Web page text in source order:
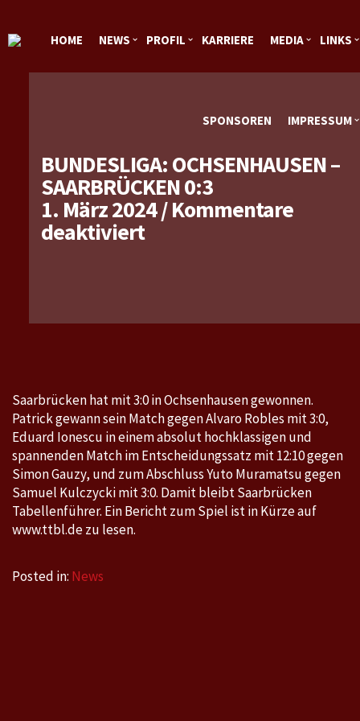
HOME NEWS PROFIL KARRIERE MEDIA LINKS
SPONSOREN IMPRESSUM
BUNDESLIGA: OCHSENHAUSEN –
SAARBRÜCKEN 0:3
1. März 2024/Kommentare
deaktiviertfür
Saarbrücken
Saarbrücken hat mit 3:0 in Ochsenhausen gewonnen.
Patrick gewann sein Match gegen Alvaro Robles mit 3:0,
Eduard Ionescu in einem absolut hochklassigen und
spannenden Match im Entscheidungssatz mit 12:10 gegen
Simon Gauzy, und zum Abschluss Yuto Muramatsu gegen
Samuel Kulczycki mit 3:0. Damit bleibt Saarbrücken
Tabellenführer. Ein Bericht zum Spiel ist in Kürze auf
www.ttbl.de zu lesen.
Posted in: News